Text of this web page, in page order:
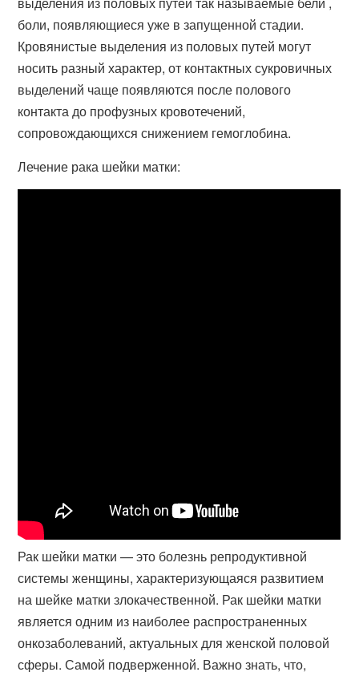
боли, появляющиеся уже в запущенной стадии.
Кровянистые выделения из половых путей могут
носить разный характер, от контактных сукровичных
выделений чаще появляются после полового
контакта до профузных кровотечений,
сопровождающихся снижением гемоглобина.
Лечение рака шейки матки:
Рак шейки матки — это болезнь репродуктивной
системы женщины, характеризующаяся развитием
на шейке матки злокачественной. Рак шейки матки
является одним из наиболее распространенных
онкозаболеваний, актуальных для женской половой
сферы. Самой подверженной. Важно знать, что,